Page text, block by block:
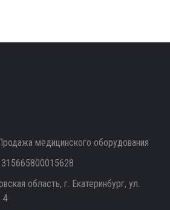
медицинского оборудования
область, г. Екатеринбург, ул.
4